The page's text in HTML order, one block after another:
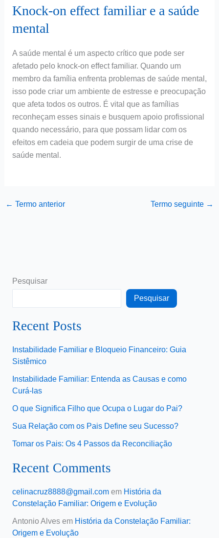
Knock-on effect familiar e a saúde
mental
A saúde mental é um aspecto crítico que pode ser
afetado pelo knock-on effect familiar. Quando um
membro da família enfrenta problemas de saúde mental,
isso pode criar um ambiente de estresse e preocupação
que afeta todos os outros. É vital que as famílias
reconheçam esses sinais e busquem apoio profissional
quando necessário, para que possam lidar com os
efeitos em cadeia que podem surgir de uma crise de
saúde mental.
← Termo anterior Termo seguinte →
Pesquisar
Pesquisar
Recent Posts
Instabilidade Familiar e Bloqueio Financeiro: Guia
Sistêmico
Instabilidade Familiar: Entenda as Causas e como
Curá-las
O que Significa Filho que Ocupa o Lugar do Pai?
Sua Relação com os Pais Define seu Sucesso?
Tomar os Pais: Os 4 Passos da Reconciliação
Recent Comments
celinacruz8888@gmail.comem História da
Constelação Familiar: Origem e Evolução
Antonio Alvesem História da Constelação Familiar:
Origem e Evolução